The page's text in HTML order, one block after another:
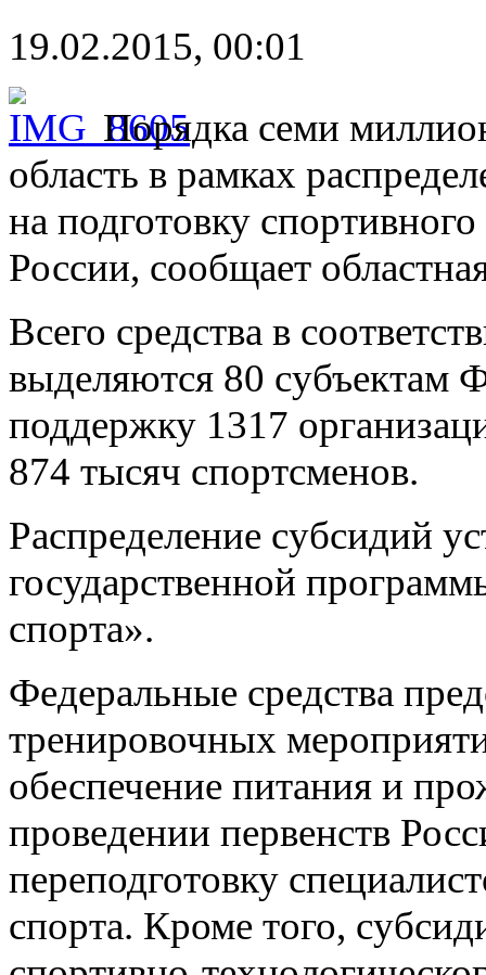
19.02.2015, 00:01
Порядка семи
область в рамках
на подготовку
России, сообщает
Всего средства в
выделяются 80 субъектам
поддержку 1317
874 тысяч спортсменов.
Распределение субсидий
государственной
спорта».
Федеральные средства
тренировочных
обеспечение питания и
проведении первенств
переподготовку
спорта. Кроме того,